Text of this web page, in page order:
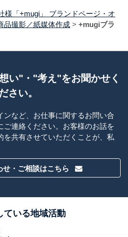
様「+mugi」 ブランドページ・オ
品撮影／紙媒体作成 > +mugiブラ
い"・"考え"をお聞かせく
さい。
ンなど、お仕事に関するお問い合
ご連絡ください。お客様のお話を
を共有させていただくことが、私
・ご相談はこちら
ている地域活動